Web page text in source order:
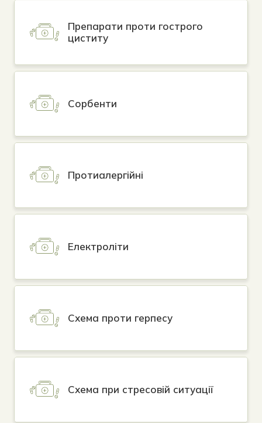
Препарати проти гострого
циститу
Сорбенти
Протиалергійні
Електроліти
Схема проти герпесу
Схема при стресовій ситуації